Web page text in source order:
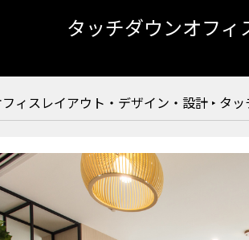
タッチダウンオフ
ィスレイアウト・デザイン・設計 ‣ タ